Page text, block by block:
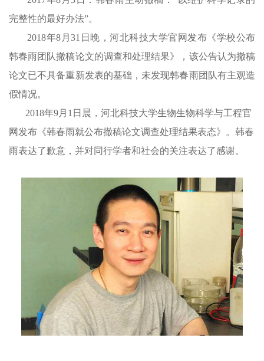
完整性的最好办法”。
2018年8月31日晚，河北科技大学官网发布《学校公布
韩春雨团队撤稿论文的调查和处理结果》，该公告认为撤稿
论文已不具备重新发表的基础，未发现韩春雨团队有主观造
假情况。
2018年9月1日晨，河北科技大学生物生物科学与工程官
网发布《韩春雨就公布撤稿论文调查处理结果表态》。韩春
雨表达了歉意，并对同行学者和社会的关注表达了感谢。